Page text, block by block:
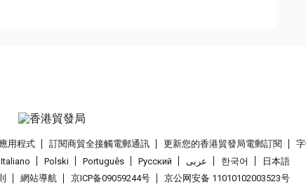
用程式 訂閱商貿全接觸電郵通訊 更新您的香港貿發局電郵訂閱
Italiano Polski Português Pусский عربى 한국어
日本語
網站導航 京ICP备09059244号 京公网安备 11010102003523号